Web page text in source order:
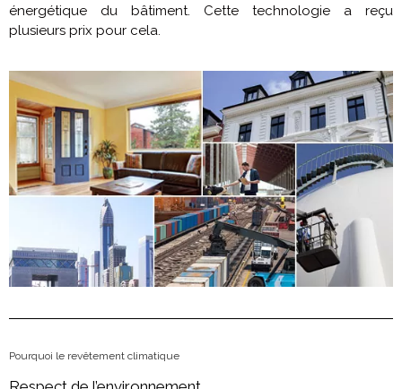
énergétique du bâtiment. Cette technologie a reçu
plusieurs prix pour cela.
Pourquoi le revêtement climatique